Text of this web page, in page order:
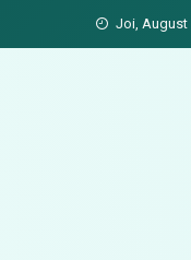
Joi, August